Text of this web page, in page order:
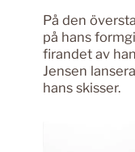
På den
på hans
firandet av
Jensen
hans skisser.